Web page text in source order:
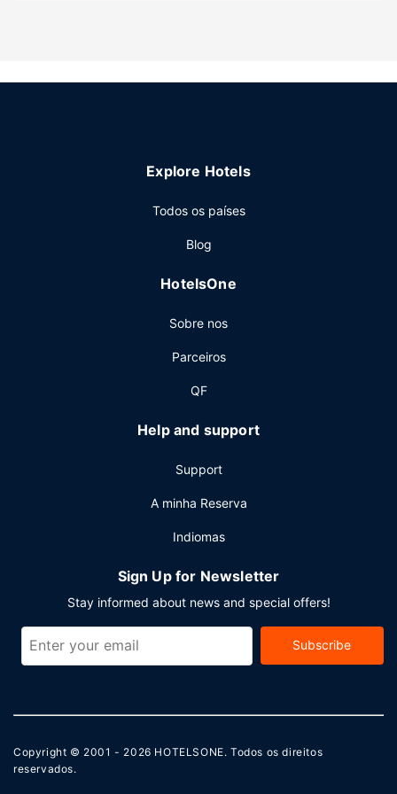
incluindo uma piscina exterior, uma banheira de
comodidades adicionais disponíveis neste hotel.
almoços buffet diariamente entre as 6:30 e as 11:00
As principais comodidades incluem computadores, Check-
West Palm Beach? Este hotel dispõe de uma zona para
total de 3252 metros quadrados. O transporte grátis
Explore Hotels
Todos os países
Blog
HotelsOne
Sobre nos
Parceiros
QF
Help and support
Support
A minha Reserva
Indiomas
Sign Up for Newsletter
Stay informed about news and special offers!
Subscribe
Copyright © 2001 - 2026 HOTELSONE. Todos os direitos
reservados.